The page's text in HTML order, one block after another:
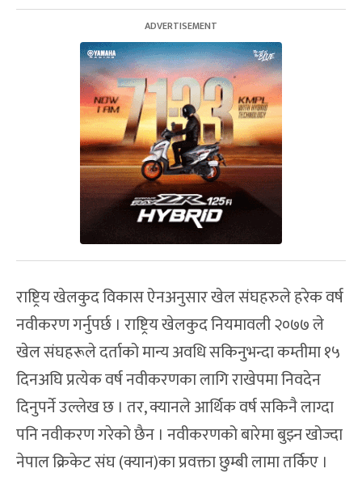
राष्ट्रिय खेलकुद विकास ऐनअनुसार खेल संघहरुले हरेक वर्ष
नवीकरण गर्नुपर्छ । राष्ट्रिय खेलकुद नियमावली २०७७ ले
खेल संघहरूले दर्ताको मान्य अवधि सकिनुभन्दा कम्तीमा १५
दिनअघि प्रत्येक वर्ष नवीकरणका लागि राखेपमा निवदेन
दिनुपर्ने उल्लेख छ । तर, क्यानले आर्थिक वर्ष सकिनै लाग्दा
पनि नवीकरण गरेको छैन । नवीकरणको बारेमा बुझ्न खोज्दा
नेपाल क्रिकेट संघ (क्यान)का प्रवक्ता छुम्बी लामा तर्किए ।